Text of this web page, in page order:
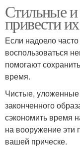
Стильные
привести
Если надоело
воспользоваться
помогают
время.
Чистые, уложенные
законченного
сэкономить время
на вооружение эти
вашей прическе.